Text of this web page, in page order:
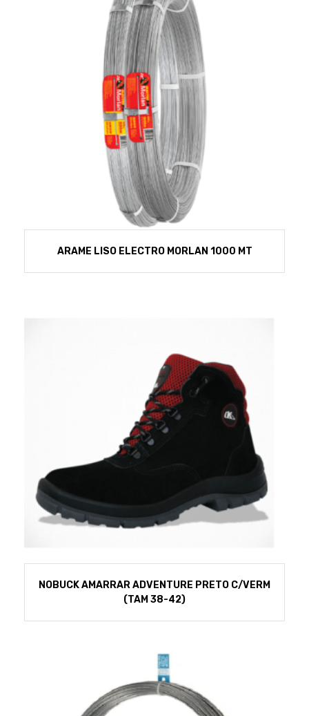
ARAME LISO ELECTRO MORLAN 1000 MT
NOBUCK AMARRAR ADVENTURE PRETO C/VERM
(TAM 38-42)